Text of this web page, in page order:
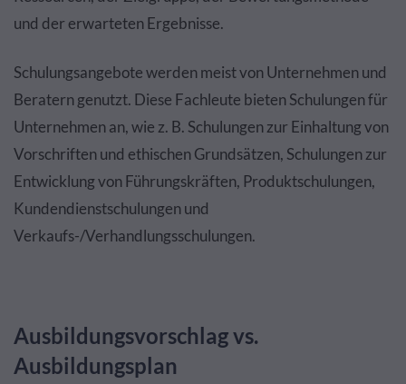
und der erwarteten Ergebnisse.
Schulungsangebote werden meist von Unternehmen und
Beratern genutzt. Diese Fachleute bieten Schulungen für
Unternehmen an, wie z. B. Schulungen zur Einhaltung von
Vorschriften und ethischen Grundsätzen, Schulungen zur
Entwicklung von Führungskräften, Produktschulungen,
Kundendienstschulungen und
Verkaufs-/Verhandlungsschulungen.
Ausbildungsvorschlag vs.
Ausbildungsplan